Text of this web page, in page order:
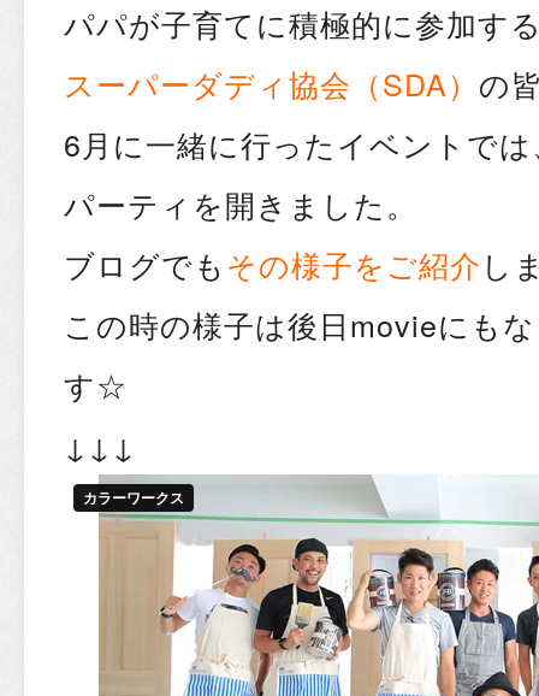
パパが子育てに積極的に参加す
スーパーダディ協会（SDA） の
6月に一緒に行ったイベントで
パーティを開きました。
ブログでも その様子をご紹介し
この時の様子は後日movieにも
す☆
↓↓↓